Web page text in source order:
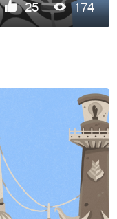
25 174